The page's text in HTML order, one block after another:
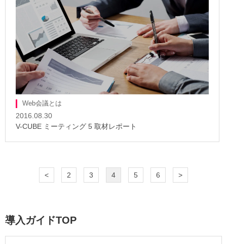
Web会議とは
2016.08.30
V-CUBE ミーティング 5 取材レポート
< 2 3 4 5 6 >
導入ガイドTOP